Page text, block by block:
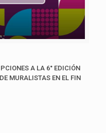
A LA 6° EDICIÓN
MURALISTAS EN EL FIN